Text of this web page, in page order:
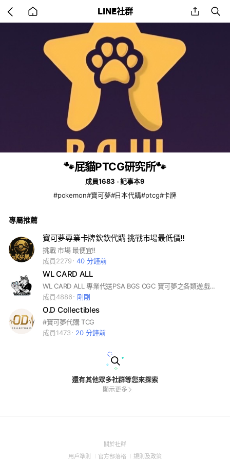
back
to
LINE社群 share
🐾屁貓PTCG研究所🐾
成員1683
記事本9
#pokemon#寶可夢#日本代購#ptcg#卡牌
專屬推薦
寶可夢專業卡牌欽欽代購 挑戰市場最低價‼️
挑戰 市場 最便宜‼️
成員2279
40 分鐘前
WL CARD ALL
WL CARD ALL 專業代送PSA BGS CGC 寶可夢之各類遊戲卡牌 美日韓
成員4886
剛剛
O.D Collectibles
#寶可夢代購 TCG
成員1473
20 分鐘前
還有其他眾多社群等您來探索
顯示更多
關於社群(Open
用戶準則 (Open
官方部落格 (Open
規則及政策(Open